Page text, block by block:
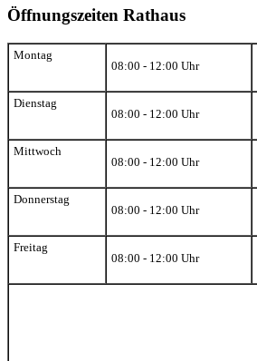
Öffnungszeiten Rathaus
Montag
08:00 - 12:00 Uhr
Dienstag
08:00 - 12:00 Uhr
Mittwoch
08:00 - 12:00 Uhr
Donnerstag
08:00 - 12:00 Uhr
Freitag
08:00 - 12:00 Uhr